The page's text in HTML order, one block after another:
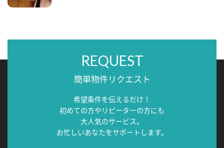
REQUEST
簡単物件リクエスト
希望条件を伝えるだけ！
初めての方やリピーターの方にも
大人気のサービス。
お忙しいあなたをサポートします。